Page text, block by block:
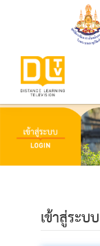
เข้าสู่ระบบ